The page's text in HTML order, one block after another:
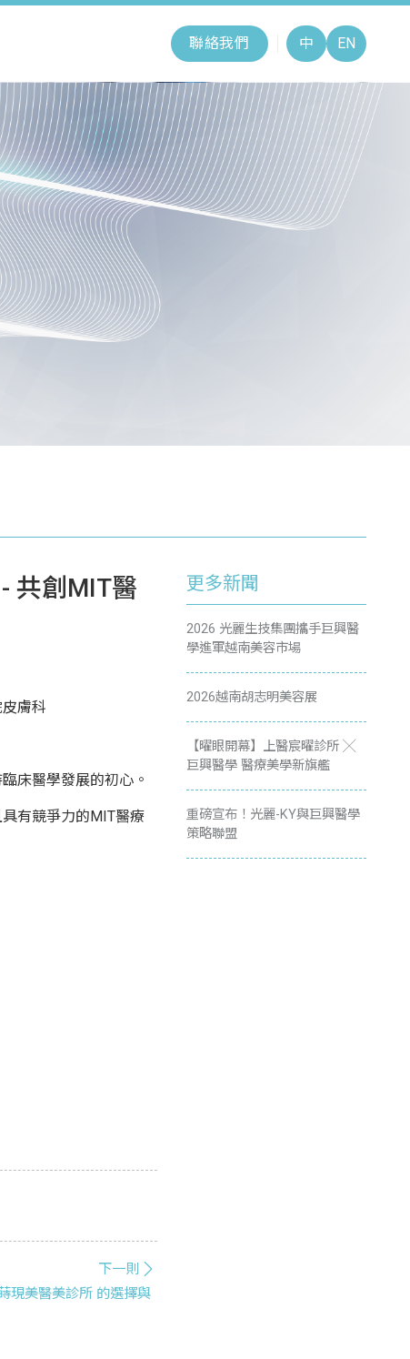
聯絡我們 中 EN
共創MIT醫
膚科
床醫學發展的初心。
有競爭力的MIT醫療
下一則
現美醫美診所 的選擇與
更多新聞
2026 光麗生技集團攜手巨興醫
學進軍越南美容市場
2026越南胡志明美容展
【曜眼開幕】上醫宸曜診所 ╳
巨興醫學 醫療美學新旗艦
重磅宣布！光麗-KY與巨興醫學
策略聯盟